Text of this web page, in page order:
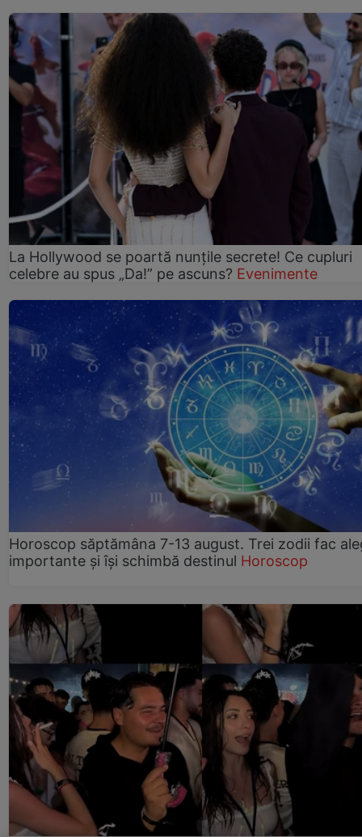
La Hollywood se poartă nunțile secrete! Ce cupluri
celebre au spus „Da!” pe ascuns? Evenimente
Horoscop săptămâna 7-13 august. Trei zodii fac
importante și își schimbă destinul Horoscop